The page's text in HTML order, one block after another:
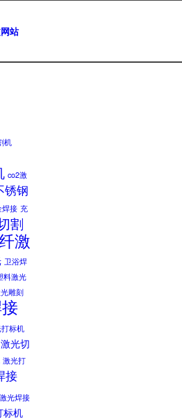
站
机
co2激
锈钢
焊接 充
割
激
卫浴焊
料激光
雕刻
标机
激光切
激光打
接
激光焊接
标机